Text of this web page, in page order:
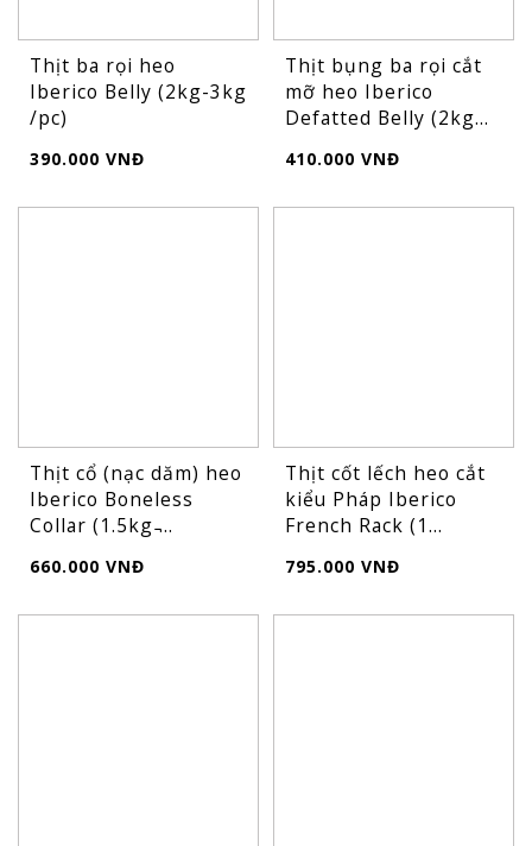
Thịt ba rọi heo
Iberico Belly (2kg-3kg
/pc)
390.000 VNĐ
Thịt bụng ba rọi cắt
mỡ heo Iberico
Defatted Belly (2kg...
410.000 VNĐ
Thịt cổ (nạc dăm) heo
Iberico Boneless
Collar (1.5kg ̵...
660.000 VNĐ
Thịt cốt lếch heo cắt
kiểu Pháp Iberico
French Rack (1...
795.000 VNĐ